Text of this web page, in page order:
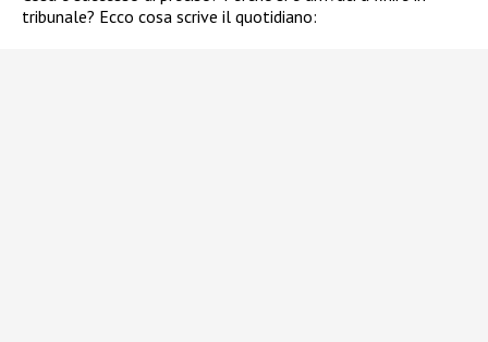
tribunale? Ecco cosa scrive il quotidiano: